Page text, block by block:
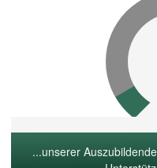
...unserer